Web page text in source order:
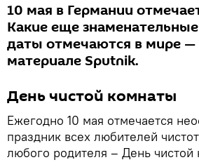
10 мая в Германии
Какие еще
даты отмечаются в мире —
материале Sputnik.
День чистой комнаты
Ежегодно 10 мая отмечается
праздник всех любителей
любого родителя – День чистой